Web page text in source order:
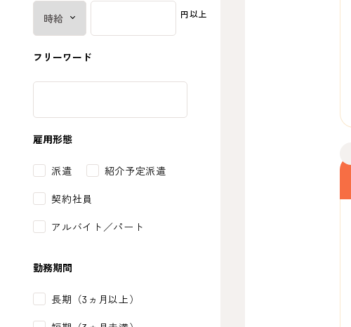
円以上
フリーワード
雇用形態
派遣 紹介予定派遣
契約社員
アルバイト／パート
勤務期間
長期（3ヵ月以上）